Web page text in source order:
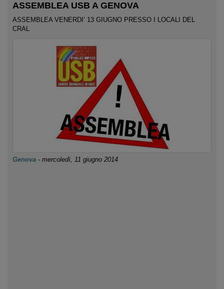
ASSEMBLEA USB A GENOVA
ASSEMBLEA VENERDI’ 13 GIUGNO PRESSO I LOCALI DEL
CRAL
Genova - mercoledì, 11 giugno 2014